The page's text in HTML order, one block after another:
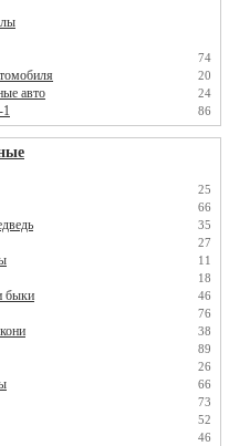
74
20
авто 24
86
25
66
35
27
11
18
быки 46
76
38
89
26
66
73
52
46